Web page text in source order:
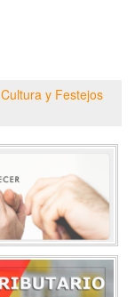
Cultura y Festejos